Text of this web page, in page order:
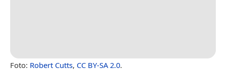
Foto: Robert Cutts, CC BY-SA 2.0.